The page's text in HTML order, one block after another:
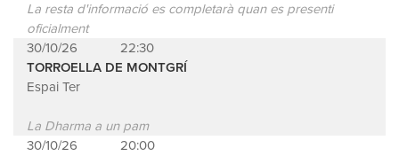
La resta d'informació es completarà quan es presenti
oficialment
30/10/26
22:30
TORROELLA DE MONTGRÍ
Espai Ter
La Dharma a un pam
30/10/26
20:00